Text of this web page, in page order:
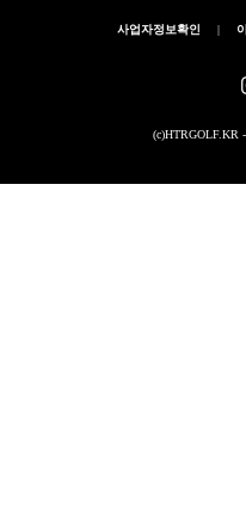
사업자정보확인 |
(c)HTRGOLF.KR